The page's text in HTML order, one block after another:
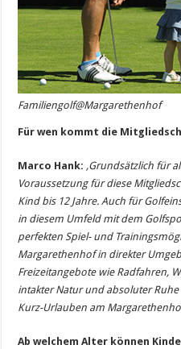
Familiengolf@Margarethenhof
Für wen kommt die
Marco Hank: ‚Grundsätzlich für
Voraussetzung für diese
Kind bis 12 Jahre. Auch für
in diesem Umfeld mit dem
perfekten Spiel- und
Margarethenhof in direkter
Freizeitangebote wie Radfahren,
intakter Natur und absoluter
Kurz-Urlauben am
Ab welchem Alter können